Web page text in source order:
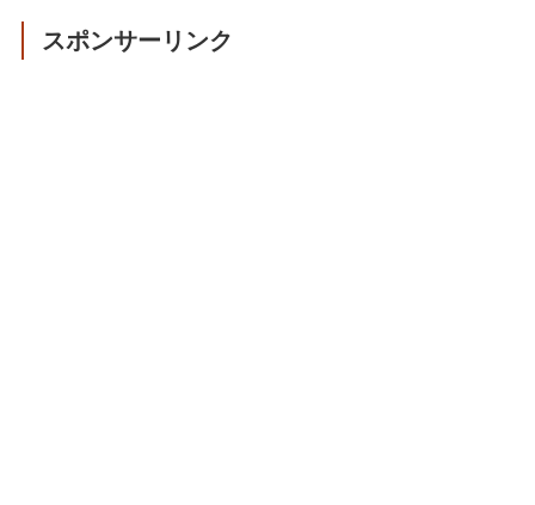
スポンサーリンク